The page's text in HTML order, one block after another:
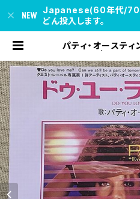
Japanese(60年代/70
どん投入します。
パティ・オースティ
s